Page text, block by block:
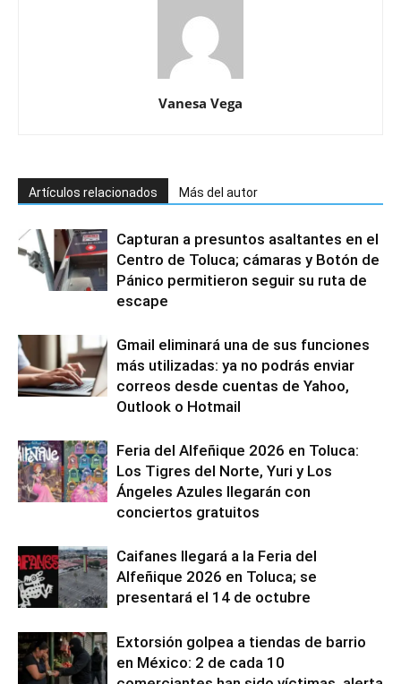
Vanesa Vega
Artículos relacionados Más del autor
Capturan a presuntos asaltantes en el
Centro de Toluca; cámaras y Botón de
Pánico permitieron seguir su ruta de
escape
Gmail eliminará una de sus funciones
más utilizadas: ya no podrás enviar
correos desde cuentas de Yahoo,
Outlook o Hotmail
Feria del Alfeñique 2026 en Toluca:
Los Tigres del Norte, Yuri y Los
Ángeles Azules llegarán con
conciertos gratuitos
Caifanes llegará a la Feria del
Alfeñique 2026 en Toluca; se
presentará el 14 de octubre
Extorsión golpea a tiendas de barrio
en México: 2 de cada 10